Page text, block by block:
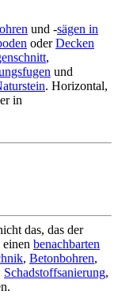
und -sägen in
oderDecken
,
und
. Horizontal,
in
das, das der
benachbarten
, Betonbohren,
Schadstoffsanierung,